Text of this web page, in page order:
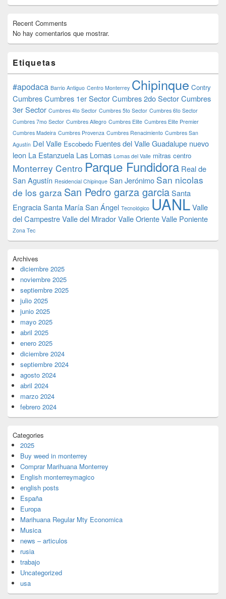
Recent Comments
No hay comentarios que mostrar.
Etiquetas
#apodaca Barrio Antiguo Centro Monterrey Chipinque Contry
CumbresCumbres 1er SectorCumbres 2do SectorCumbres
3er Sector Cumbres 4to Sector Cumbres 5to Sector Cumbres 6to Sector
Cumbres 7mo Sector Cumbres Allegro Cumbres Elite Cumbres Elite Premier
Cumbres Madeira Cumbres Provenza Cumbres Renacimiento Cumbres San
Agustín Del Valle Escobedo Fuentes del ValleGuadalupe nuevo
leon La Estanzuela Las Lomas Lomas del Valle mitras centro
Monterrey Centro Parque Fundidora Real de
San Agustín Residencial Chipinque San Jerónimo San nicolas
de los garza San Pedro garza garciaSanta
EngraciaSanta MaríaSan Ángel Tecnológico UANLValle
del CampestreValle del MiradorValle OrienteValle Poniente
Zona Tec
Archives
diciembre 2025
noviembre 2025
septiembre 2025
julio 2025
junio 2025
mayo 2025
abril 2025
enero 2025
diciembre 2024
septiembre 2024
agosto 2024
abril 2024
marzo 2024
febrero 2024
Categories
2025
Buy weed in monterrey
Comprar Marihuana Monterrey
English monterreymagico
english posts
España
Europa
Marihuana Regular Mty Economica
Musica
news – articulos
rusia
trabajo
Uncategorized
usa